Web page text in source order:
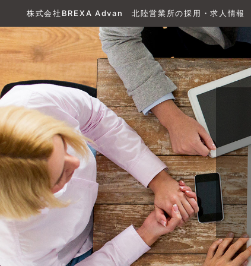
株式会社BREXA Advan 北陸営業所の採用・求人情報